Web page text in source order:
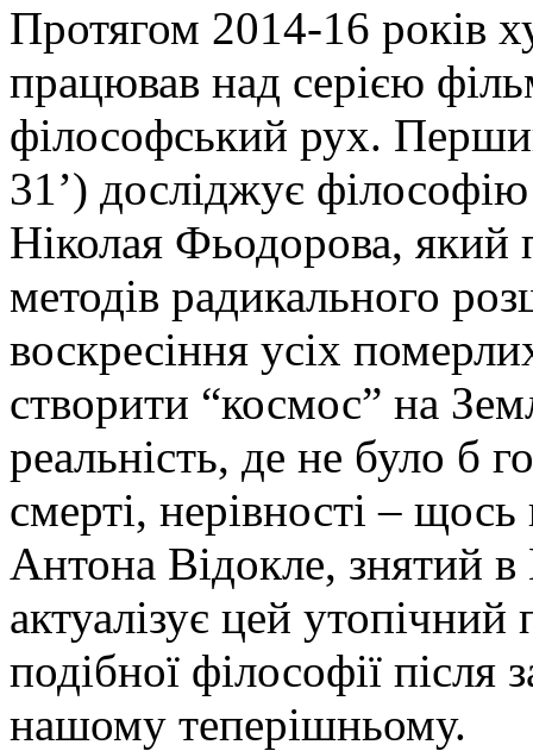
Протягом 2014-16 років
працював над серією
філософський рух.
31’) досліджує
Ніколая Фьодорова, який
методів радикального
воскресіння усіх
створити “космос” на
реальність, де не було б
смерті, нерівності –
Антона Відокле, знятий
актуалізує цей
подібної філософії
нашому теперішньому.